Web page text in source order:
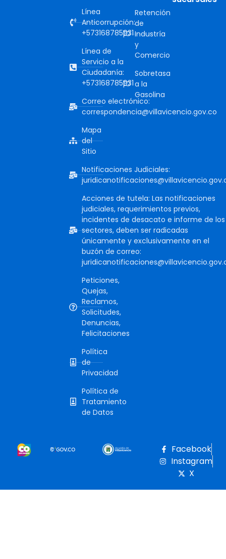
Línea
Anticorrupción:
+573168785931
Línea de
Servicio a la
Ciudadanía:
+573168785931
Correo electrónico:
correspondencia@villavicencio.gov.co
Mapa
del
Sitio
Notificaciones Judiciales:
Acciones de tutela: Las notificaciones
judiciales, requerimientos previos,
incidentes de desacato e informe de los
sectores, deben ser radicadas
únicamente y exclusivamente en el
buzón de correo:
Peticiones,
Quejas,
Reclamos,
Solicitudes,
Denuncias,
Felicitaciones
Política
de
Privacidad
Política de
Tratamiento
de Datos
Retención
de
Industría
y
Comercio
Sobretasa
a la
Gasolina
Facebook
Instagram
X